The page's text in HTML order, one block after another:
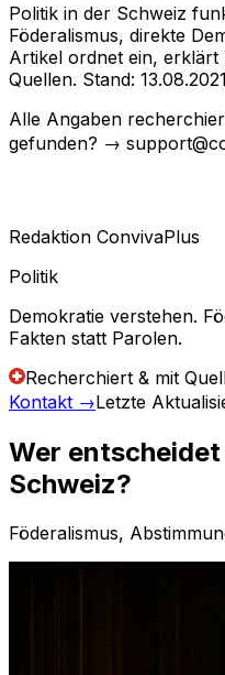
Politik in der Schweiz
Föderalismus, direkte
Artikel ordnet ein, erklärt
Quellen. Stand:
Alle Angaben
gefunden? →
Redaktion ConvivaPlus
Politik
Demokratie verstehen.
Fakten statt Parolen.
Recherchiert & mit
Kontakt →Letzte
Wer
Schweiz?
Föderalismus,